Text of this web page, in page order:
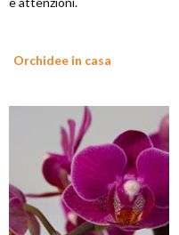
Orchidee in casa